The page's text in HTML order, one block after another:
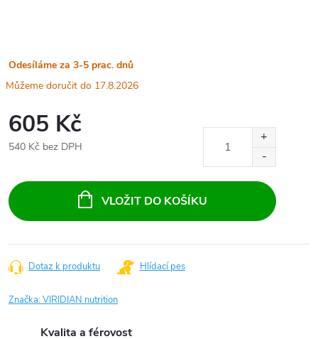
Odesíláme za 3-5 prac. dnů
17.8.2026
605 Kč
540 Kč bez DPH
cena:
VLOŽIT DO KOŠÍKU
Dotaz k produktu Hlídací pes
Značka:VIRIDIAN nutrition
Kvalita a férovost